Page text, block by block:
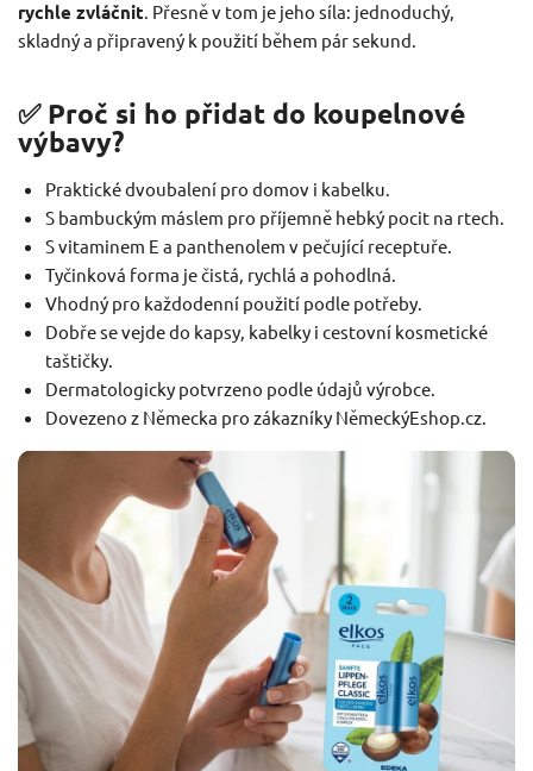
rychle zvláčnit. Přesně v tom je jeho síla: jednoduchý,
skladný a připravený k použití během pár sekund.
✅ Proč si ho přidat do koupelnové
výbavy?
Praktické dvoubalení pro domov i kabelku.
S bambuckým máslem pro příjemně hebký pocit na rtech.
S vitaminem E a panthenolem v pečující receptuře.
Tyčinková forma je čistá, rychlá a pohodlná.
Vhodný pro každodenní použití podle potřeby.
Dobře se vejde do kapsy, kabelky i cestovní kosmetické
taštičky.
Dermatologicky potvrzeno podle údajů výrobce.
Dovezeno z Německa pro zákazníky NěmeckýEshop.cz.